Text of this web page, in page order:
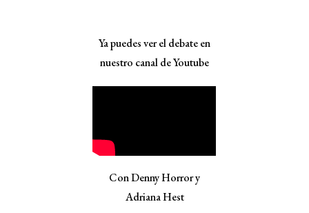
Ya puedes ver el debate en
nuestro canal de Youtube
Con Denny Horror y
Adriana Hest